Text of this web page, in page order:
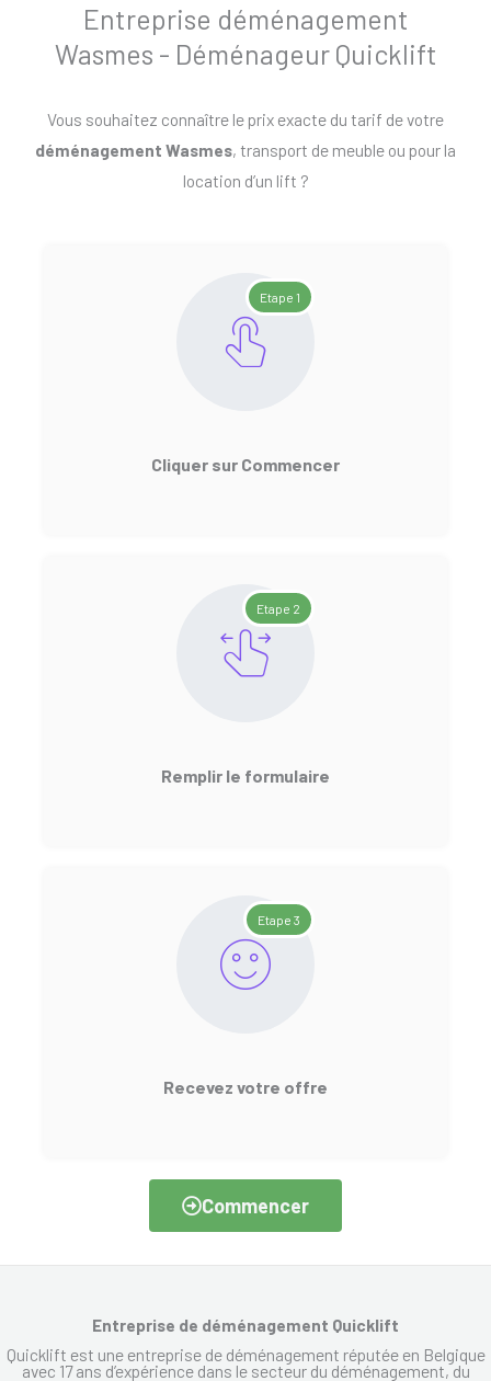
Entreprise déménagement
Wasmes - Déménageur Quicklift
Vous souhaitez connaître le prix exacte du tarif de votre
déménagement Wasmes, transport de meuble ou pour la
location d’un lift ?
Etape 1
Cliquer sur Commencer
Etape 2
Remplir le formulaire
Etape 3
Recevez votre offre
Commencer
Entreprise de déménagement Quicklift
Quicklift est une entreprise de déménagement réputée en Belgique
avec 17 ans d’expérience dans le secteur du déménagement, du